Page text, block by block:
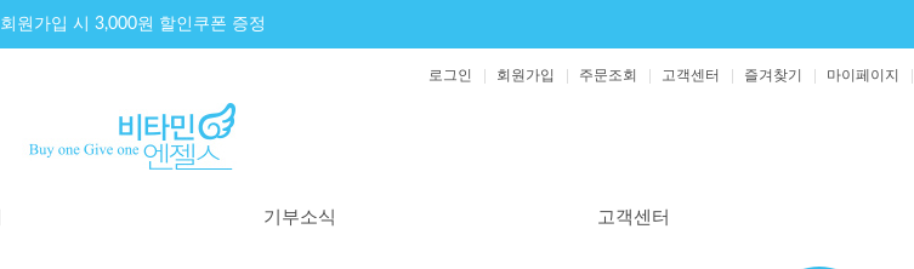
회원가입 시 3,000원 할인쿠폰 증정
로그인 회원가입 주문조회 고객센터 즐겨찾기 마이페이지
기부소식 고객센터